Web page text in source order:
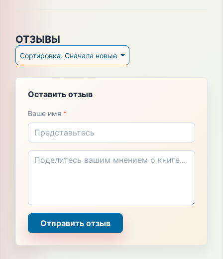
ОТЗЫВЫ
Сортировка: Сначала новые
Оставить отзыв
Ваше имя *
Отправить отзыв